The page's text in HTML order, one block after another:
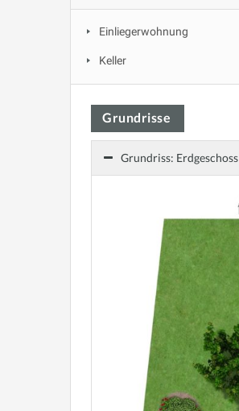
Einliegerwohnung
Keller
Grundrisse
Grundriss: Erdgeschoss